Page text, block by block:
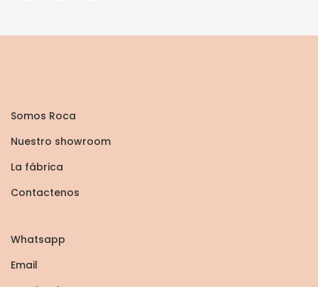
Somos Roca
Nuestro showroom
La fábrica
Contactenos
Whatsapp
Email